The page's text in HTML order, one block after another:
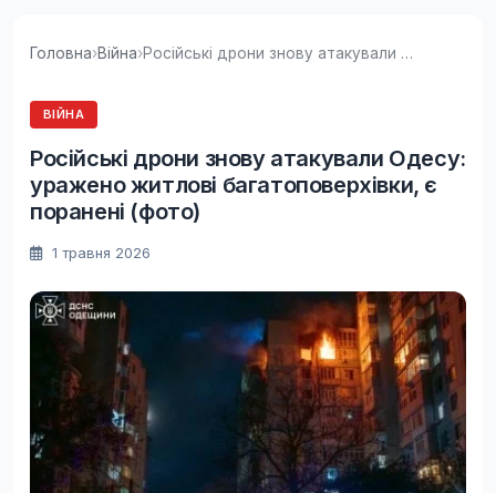
Головна›Війна› Російські дрони знову атакували Одесу: уражено...
ВІЙНА
Російські дрони знову атакували Одесу:
уражено житлові багатоповерхівки, є
поранені (фото)
1 травня 2026